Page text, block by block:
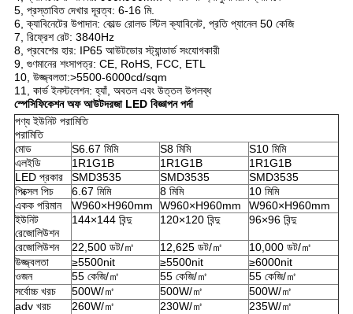
5, প্রস্তাবিত দেখার দূরত্ব: 6-16 মি.
6, ক্যাবিনেটের উপাদান: কোল্ড রোলড স্টিল ক্যাবিনেট, প্রতি প্যানেল 50 কেজি
7, রিফ্রেশ রেট: 3840Hz
8, প্রবেশের হার: IP65 আউটডোর স্ট্যান্ডার্ড সংযোগকারী
9, গুণমানের শংসাপত্র: CE, RoHS, FCC, ETL
10, উজ্জ্বলতা:>5500-6000cd/sqm
11, কার্ভ ইনস্টলেশন: হ্যাঁ, অবতল এবং উত্তল উপলব্ধ
স্পেসিফিকেশন অফ আউটদরজা LED বিজ্ঞাপন পর্দা
পণ্য ইউনিট পরামিতি
পরামিতি
মোড
S6.67 মিমি S8 মিমি
S10 মিমি
এলইডি
1R1G1B 1R1G1B
1R1G1B
LED প্রকার
SMD3535 SMD3535
SMD3535
পিক্সেল পিচ
6.67 মিমি 8 মিমি
10 মিমি
একক পরিমান
W960×H960mm W960×H960mm
W960×H960mm
ইউনিট
রেজোলিউশন
144×144 বিন্দু 120×120 বিন্দু 96×96 বিন্দু
রেজোলিউশন 22,500 ডট/㎡ 12,625 ডট/㎡
10,000 ডট/㎡
উজ্জ্বলতা
≥5500nit ≥5500nit
≥6000nit
ওজন
55 কেজি/㎡ 55 কেজি/㎡
55 কেজি/㎡
সর্বোচ্চ খরচ
500W/㎡ 500W/㎡
500W/㎡
adv খরচ
260W/㎡ 230W/㎡
235W/㎡